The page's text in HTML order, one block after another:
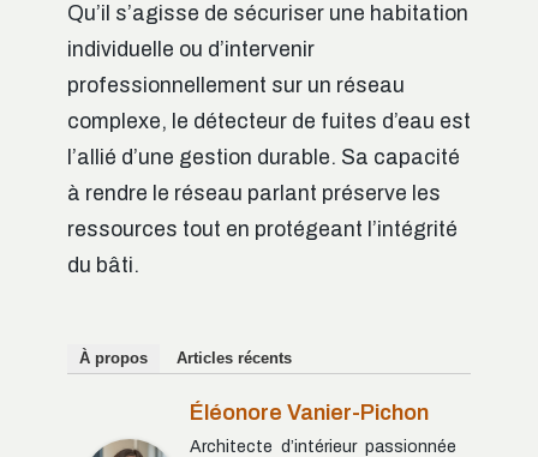
Qu’il s’agisse de sécuriser une habitation
individuelle ou d’intervenir
professionnellement sur un réseau
complexe, le détecteur de fuites d’eau est
l’allié d’une gestion durable. Sa capacité
à rendre le réseau parlant préserve les
ressources tout en protégeant l’intégrité
du bâti.
À propos Articles récents
Éléonore Vanier-Pichon
Architecte d’intérieur passionnée